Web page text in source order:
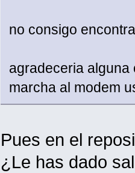
no consigo
agradeceria alguna
marcha al modem
Pues en el
¿Le has dado